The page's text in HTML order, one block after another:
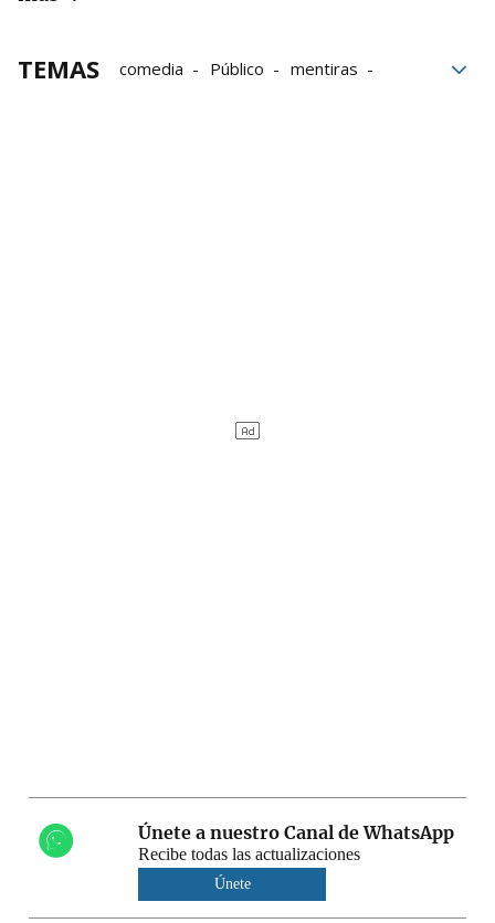
TEMAS comedia Público
mentiras
Únete a nuestro Canal de WhatsApp
Recibe todas las actualizaciones
Únete